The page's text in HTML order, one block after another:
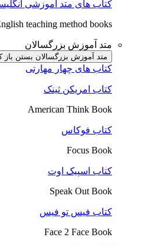
کتاب های متد آموزشی
teaching method books
متد آموزش بزرگسالان
متد آموزش بزرگسالان بستن
کتاب های چهار مهارتی
کتاب امریکن ثینک
American Think Book
کتاب فوکاس
Focus Book
کتاب اسپیک اوت
Speak Out Book
کتاب فیس تو فیس
Face 2 Face Book